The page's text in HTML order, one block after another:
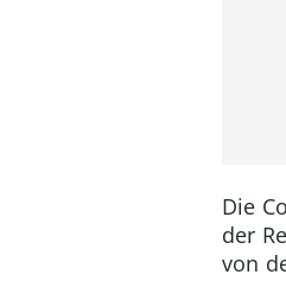
Die
der
von